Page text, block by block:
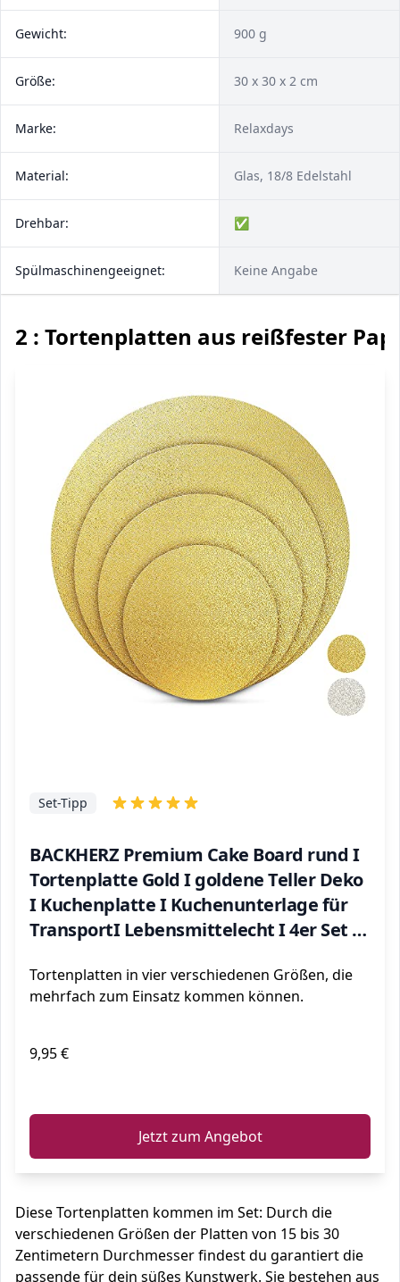
Gewicht: 900 g
Größe: 30 x 30 x 2 cm
Marke: Relaxdays
Material: Glas, 18/8 Edelstahl
Drehbar: ✅
Spülmaschinengeeignet: Keine Angabe
2 : Tortenplatten aus reißfester
BACKHERZ Premium Cake Board rund I
Tortenplatte Gold I goldene Teller Deko
I Kuchenplatte I Kuchenunterlage für
TransportI Lebensmittelecht I 4er Set I
Set-Tipp
Tortenplatten in vier verschiedenen Größen, die
mehrfach zum Einsatz kommen können.
9,95 €
Jetzt zum Angebot
Diese Tortenplatten kommen im Set: Durch die
verschiedenen Größen der Platten von 15 bis 30
Zentimetern Durchmesser findest du garantiert die
passende für dein süßes Kunstwerk. Sie bestehen aus